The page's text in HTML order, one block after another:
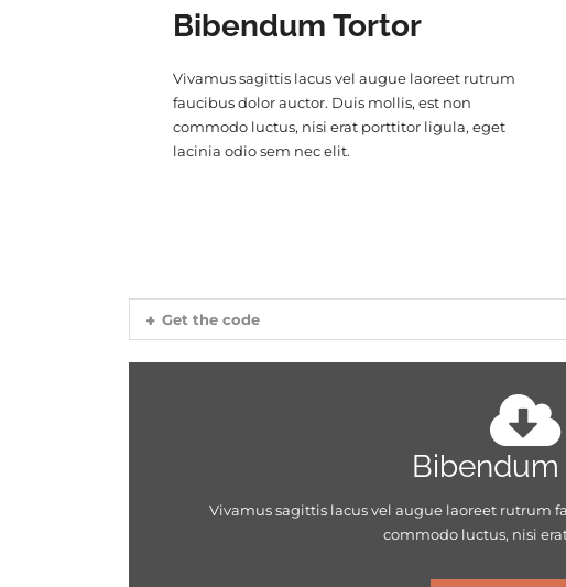
Bibendum Tortor
Vivamus sagittis lacus vel augue laoreet rutrum
faucibus dolor auctor. Duis mollis, est non
commodo luctus, nisi erat porttitor ligula, eget
lacinia odio sem nec elit.
Get the code
Bibendum
Vivamus sagittis lacus vel augue laoreet rutrum
commodo luctus, nisi